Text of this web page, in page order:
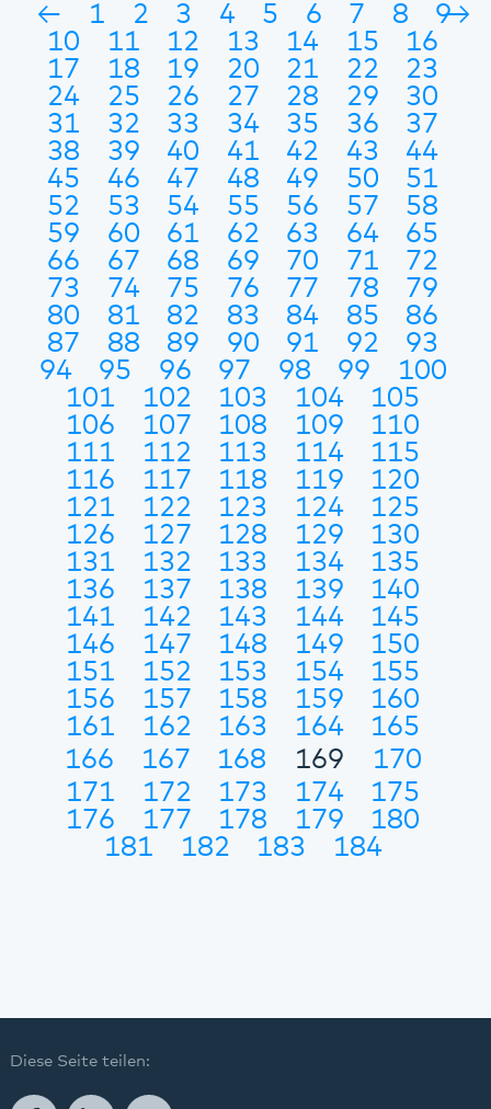
← 1 2 3 4 5 6 7 8
9
10
11 12 13 14 15
16
17
18 19 20 21 22
23
24
25 26 27 28 29
30
31
32 33 34 35 36
37
38
39 40 41 42 43
44
45
46 47 48 49 50
51
52
53 54 55 56 57
58
59
60 61 62 63 64
65
66
67 68 69 70 71
72
73
74 75 76 77 78
79
80
81 82 83 84 85
86
87
88 89 90 91 92
93
94
95 96 97 98 99
100
101
102 103 104
105
106
107 108 109
110
111
112 113 114
115
116
117 118 119
120
121
122 123 124
125
126
127 128 129
130
131
132 133 134
135
136
137 138 139
140
141
142 143 144
145
146
147 148 149
150
151
152 153 154
155
156
157 158 159
160
161
162 163 164
165
166
167 168 169
170
171
172 173 174
175
176
177 178 179
180
181
182 183 184
→
Diese Seite teilen: